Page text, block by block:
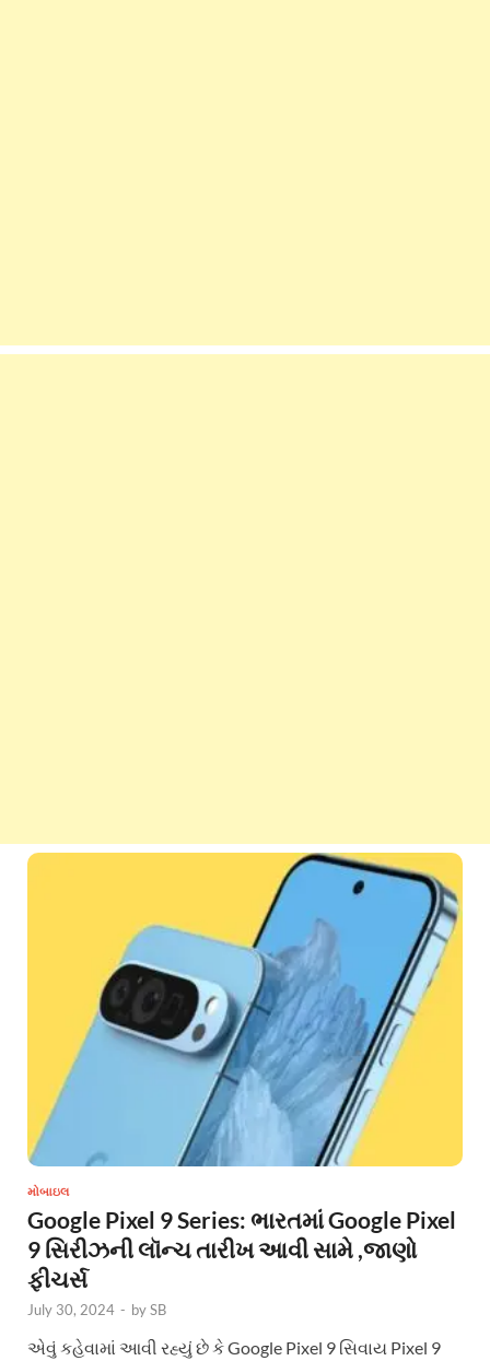
મોબાઇલ
Google Pixel 9 Series: ભારતમાં Google Pixel
9 સિરીઝની લૉન્ચ તારીખ આવી સામે ,જાણો
ફીચર્સ
July 30, 2024 - bySB
એવું કહેવામાં આવી રહ્યું છે કે Google Pixel 9 સિવાય Pixel 9